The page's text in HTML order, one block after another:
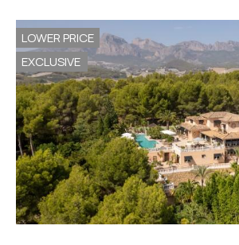
LOWER PRICE
EXCLUSIVE